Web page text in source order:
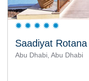
Saadiyat
Abu Dhabi, Abu Dhabi